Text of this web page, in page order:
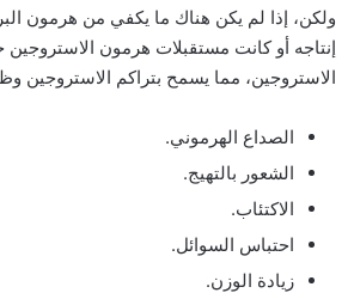
ولكن، إذا لم يكن هناك ما يكفي من هرمون
إنتاجه أو كانت مستقبلات هرمون
الاستروجين، مما يسمح بتراكم الاستروجين
الصداع الهرموني.
الشعور بالتهيج.
الاكتئاب.
احتباس السوائل.
زيادة الوزن.